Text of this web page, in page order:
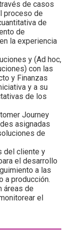
de casos
proceso de
de
de
la experiencia
y (Ad hoc,
con las
y Finanzas
y a su
de los
Journey
asignadas
de
del cliente y
el desarrollo
a las
a producción.
áreas de
el